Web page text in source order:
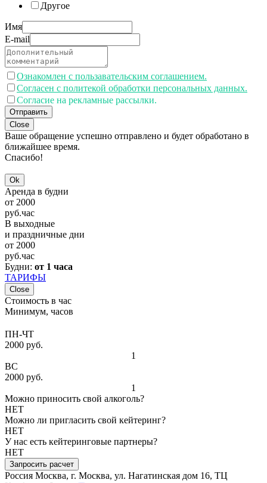
Другое
Имя
E-mail
Ознакомлен с пользавательским соглашением.
Согласен с политекой обработки персональных данных.
Согласие на рекламные рассылки.
Отправить
Close
Ваше обращение успешно отправлено и будет обработано в
ближайшее время.
Спасибо!
Ok
Аренда в будни
от 2000
руб.час
В выходные
и праздничные дни
от 2000
руб.час
Будни: от 1 часа
ТАРИФЫ
Close
Стоимость в час
Минимум, часов
ПН-ЧТ
2000 руб.
1
ВС
2000 руб.
1
Можно приносить свой алкоголь?
НЕТ
Можно ли пригласить свой кейтеринг?
НЕТ
У нас есть кейтеринговые партнеры?
НЕТ
Запросить расчет
Россия Москва, г. Москва, ул. Нагатинская дом 16, ТЦ